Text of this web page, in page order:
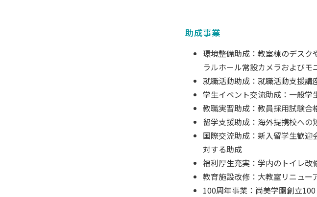
助成事業
環境整備助成：教室棟のデスク
ラルホール常設カメラおよび
就職活動助成：就職活動支援
学生イベント交流助成：一般
教職実習助成：教員採用試験
留学支援助成：海外提携校へ
国際交流助成：新入留学生歓
対する助成
福利厚生充実：学内のトイレ改
教育施設改修：大教室リニュー
100周年事業：尚美学園創立